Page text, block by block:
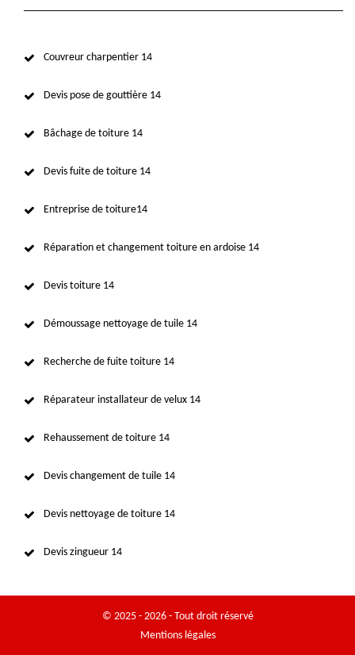
Couvreur charpentier 14
Devis pose de gouttière 14
Bâchage de toiture 14
Devis fuite de toiture 14
Entreprise de toiture14
Réparation et changement toiture en ardoise 14
Devis toiture 14
Démoussage nettoyage de tuile 14
Recherche de fuite toiture 14
Réparateur installateur de velux 14
Rehaussement de toiture 14
Devis changement de tuile 14
Devis nettoyage de toiture 14
Devis zingueur 14
© 2025 - 2026 - Tout droit réservé
Mentions légales